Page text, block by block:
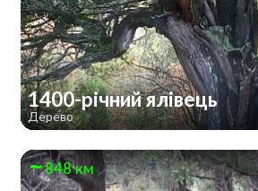
1400-річний ялівець
Дерево
848 км